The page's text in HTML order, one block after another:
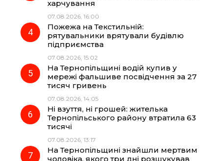
харчування
07.08.2026, 16:00
Пожежа на Текстильній:
рятувальники врятували будівлю
підприємства
07.08.2026, 15:02
На Тернопільщині водій купив у
мережі фальшиве посвідчення за 27
тисяч гривень
07.08.2026, 14:05
Ні взуття, ні грошей: жителька
Тернопільського району втратила 63
тисячі
07.08.2026, 13:17
На Тернопільщині знайшли мертвим
чоловіка, якого три дні розшукував